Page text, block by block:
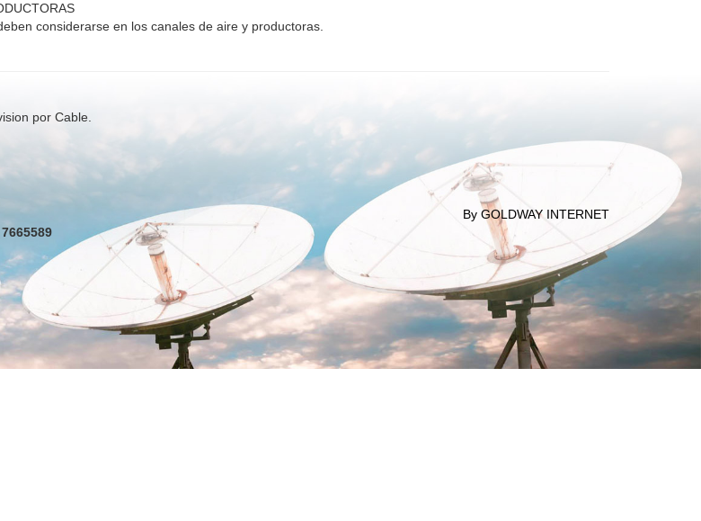
considerarse en los canales de aire y productoras.
por Cable.
By GOLDWAY INTERNET